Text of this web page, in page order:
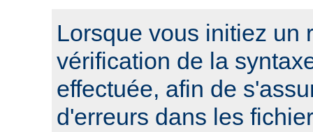
Lorsque vous initiez un
vérification de la
effectuée, afin de
d'erreurs dans les